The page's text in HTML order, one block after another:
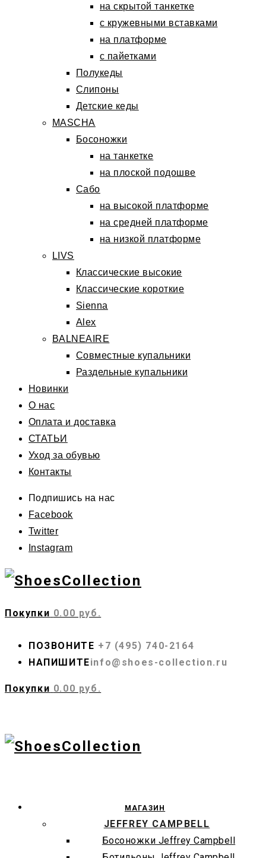
на скрытой танкетке
с кружевными вставками
на платформе
с пайетками
Полукеды
Слипоны
Детские кеды
MASCHA
Босоножки
на танкетке
на плоской подошве
Сабо
на высокой платформе
на средней платформе
на низкой платформе
LIVS
Классические высокие
Классические короткие
Sienna
Alex
BALNEAIRE
Совместные купальники
Раздельные купальники
Новинки
О нас
Оплата и доставка
СТАТЬИ
Уход за обувью
Контакты
Подпишись на нас
Facebook
Twitter
Instagram
Покупки 0.00 руб.
ПОЗВОНИТЕ +7 (495) 740-2164
НАПИШИТЕinfo@shoes-collection.ru
Покупки 0.00 руб.
МАГАЗИН
JEFFREY CAMPBELL
Босоножки Jeffrey Campbell